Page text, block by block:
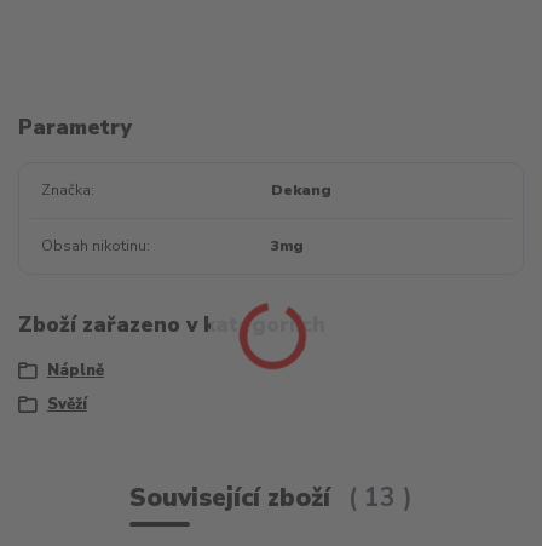
Parametry
Značka Dekang
Obsah nikotinu 3mg
Zboží zařazeno v kategoriích
Náplně
Svěží
Související zboží 13